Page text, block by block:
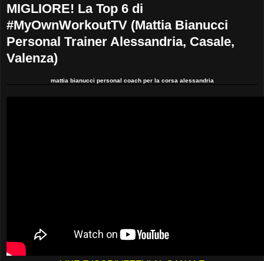
MIGLIORE! La Top 6 di
#MyOwnWorkoutTV (Mattia Bianucci
Personal Trainer Alessandria, Casale,
Valenza)
mattia bianucci personal coach per la corsa alessandria